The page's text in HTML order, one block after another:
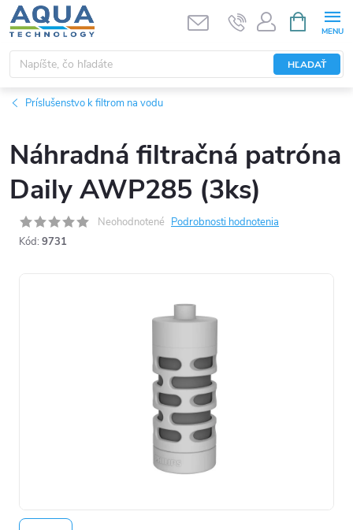
Prejsť
na
obsah
HĽADAŤ
KOŠÍK
Príslušenstvo k filtrom na vodu
Náhradná filtračná patróna
Daily AWP285 (3ks)
Neohodnotené Podrobnosti hodnotenia
Kód: 9731